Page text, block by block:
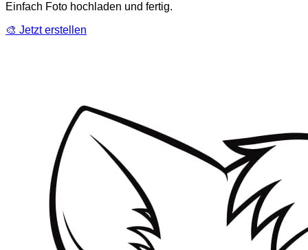
Einfach Foto hochladen und fertig.
🎨 Jetzt erstellen